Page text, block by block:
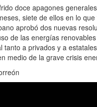
doce apagones
siete de ellos en lo
aprobó dos nuevas
de las energías
tanto a privados y a
medio de la grave crisis